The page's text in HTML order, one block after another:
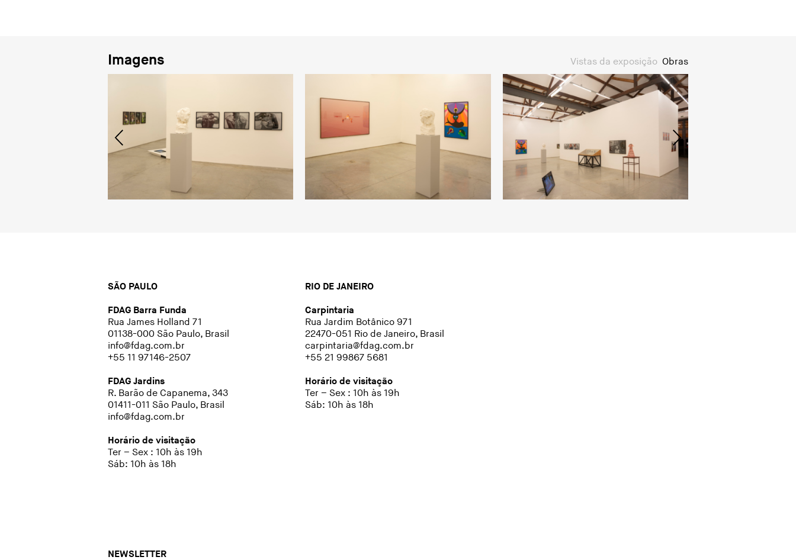
Imagens Vistas da exposição Obras
SÃO PAULO
FDAG Barra Funda
Rua James Holland 71
01138-000 São Paulo, Brasil
info@fdag.com.br
+55 11 97146-2507
FDAG Jardins
R. Barão de Capanema, 343
01411-011 São Paulo, Brasil
info@fdag.com.br
Horário de visitação
Ter – Sex : 10h às 19h
Sáb: 10h às 18h
RIO DE JANEIRO
Carpintaria
Rua Jardim Botânico 971
22470-051 Rio de Janeiro, Brasil
carpintaria@fdag.com.br
+55 21 99867 5681
Horário de visitação
Ter – Sex : 10h às 19h
Sáb: 10h às 18h
NEWSLETTER